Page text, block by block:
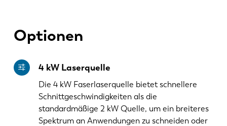
Optionen
4 kW Laserquelle
Die 4 kW Faserlaserquelle bietet schnellere
Schnittgeschwindigkeiten als die
standardmäßige 2 kW Quelle, um ein breiteres
Spektrum an Anwendungen zu schneiden oder